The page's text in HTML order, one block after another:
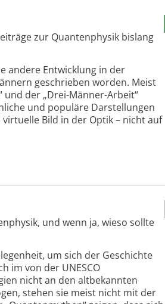
zur Quantenphysik bislang
andere Entwicklung in der
geschrieben worden. Meist
der „Drei-Männer-Arbeit“
und populäre Darstellungen
Bild in der Optik – nicht auf
und wenn ja, wieso sollte
um sich der Geschichte
im von der UNESCO
nicht an den altbekannten
stehen sie meist nicht mit der